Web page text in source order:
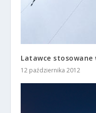
Latawce
12 października 2012